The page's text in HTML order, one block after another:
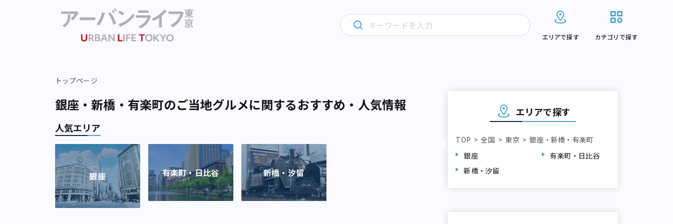
エリアで探す カテゴリで探す
トップページ
銀座・新橋・有楽町のご当地グルメに関するおすすめ・人気情報
人気エリア
銀座 有楽町・日比谷 新橋・汐留
エリアで探す
TOP 全国 東京
銀座・新橋・有楽町
銀座
有楽町・日比谷
新橋・汐留